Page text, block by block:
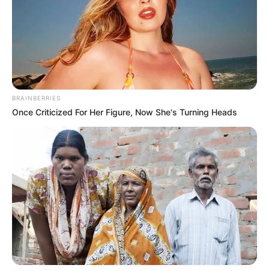
Αντώνιος» και «Ομόνοια – Ελληνικό».
21:28 έως 21:41 είναι το χρονικό διάστημα κατά το
οποίο θα αναχωρήσουν οι τελευταίοι συρμοί από
τους επηρεαζόμενους σταθμούς.
1 νέα προσωρινή λεωφορειακή γραμμή (Χ19)
επιστρατεύεται από τον ΟΑΣΑ για τη σύνδεση της
Ομόνοιας με τον Άγιο Αντώνιο μετά τις 21:40.
Η επιμέλεια της στήλης γίνεται από την συντακτική ομάδα
Κοινοποίησε άρθρο
Προσθήκη τοnewstok.grστην Google
Ανακαλύψτε περισσότερα άρθρα στα αποτελέσματα
αναζήτησης.
BRAINBERRIES
Once Criticized For Her Figure, Now She's Turning Heads